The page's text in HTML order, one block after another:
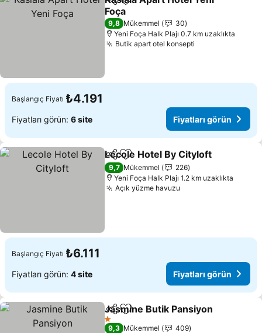
PaylaşFavorilerime ekle
Foça
Fiyatları görün
9,8 Mükemmel
30
Yeni Foça Halk Plajı 0.7 km uzaklıkta
Butik apart otel konsepti
Başlangıç Fiyatı ₺4.191
Fiyatları görün: 6 site Fiyatları görün
PaylaşFavorilerime ekle
Lecole Hotel By Cityloft
9,7 Mükemmel
226
Yeni Foça Halk Plajı 1.2 km uzaklıkta
Açık yüzme havuzu
Başlangıç Fiyatı ₺6.111
Fiyatları görün: 4 site Fiyatları görün
PaylaşFavorilerime ekle
Jasmine Butik Pansiyon
1 Yıldız
9,3 Mükemmel
409